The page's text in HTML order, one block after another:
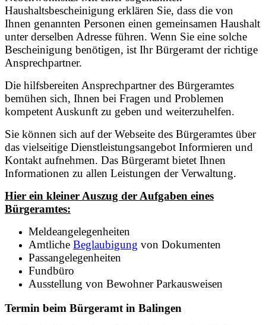
Haushaltsbescheinigung erklären Sie, dass die von
Ihnen genannten Personen einen gemeinsamen Haushalt
unter derselben Adresse führen. Wenn Sie eine solche
Bescheinigung benötigen, ist Ihr Bürgeramt der richtige
Ansprechpartner.
Die hilfsbereiten Ansprechpartner des Bürgeramtes
bemühen sich, Ihnen bei Fragen und Problemen
kompetent Auskunft zu geben und weiterzuhelfen.
Sie können sich auf der Webseite des Bürgeramtes über
das vielseitige Dienstleistungsangebot Informieren und
Kontakt aufnehmen. Das Bürgeramt bietet Ihnen
Informationen zu allen Leistungen der Verwaltung.
Hier ein kleiner Auszug der Aufgaben eines
Bürgeramtes:
Meldeangelegenheiten
Amtliche Beglaubigung von Dokumenten
Passangelegenheiten
Fundbüro
Ausstellung von Bewohner Parkausweisen
Termin beim Bürgeramt in Balingen